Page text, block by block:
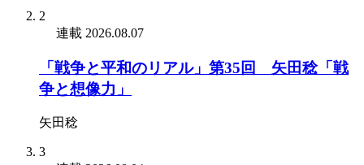
2
連載 2026.08.07
「戦争と平和のリアル」第35回 矢田稔「戦
争と想像力」
矢田稔
3